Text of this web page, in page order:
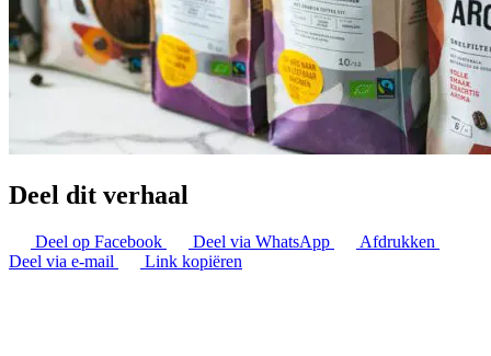
Deel dit verhaal
Deel op Facebook Deel via WhatsApp
Afdrukken
Deel via e-mail
Link kopiëren